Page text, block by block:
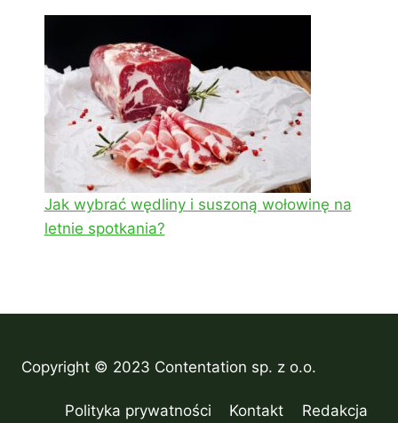
Jak wybrać wędliny i suszoną wołowinę na
letnie spotkania?
Copyright © 2023 Contentation sp. z o.o.
Polityka prywatności Kontakt Redakcja